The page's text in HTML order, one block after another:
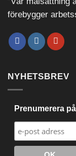
förebygger
NYHETSBREV
Prenumerera